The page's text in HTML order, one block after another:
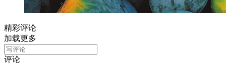
精彩评论
加载更多
评论